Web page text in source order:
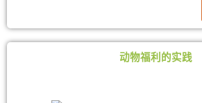
动物福利的实践